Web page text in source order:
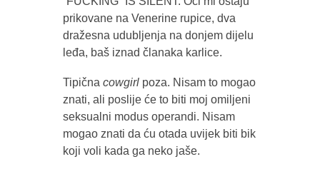
prikovane na Venerine rupice, dva
dražesna udubljenja na donjem dijelu
leđa, baš iznad članaka karlice.
Tipična cowgirlpoza. Nisam to mogao
znati, ali poslije će to biti moj omiljeni
seksualni modus operandi. Nisam
mogao znati da ću otada uvijek biti bik
koji voli kada ga neko jaše.